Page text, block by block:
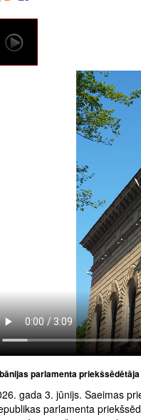
parlamenta
gada 3. jūnijs. Saeimas
parlamenta